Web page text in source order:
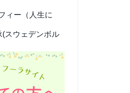
ィー（人生に
スウェデンボル